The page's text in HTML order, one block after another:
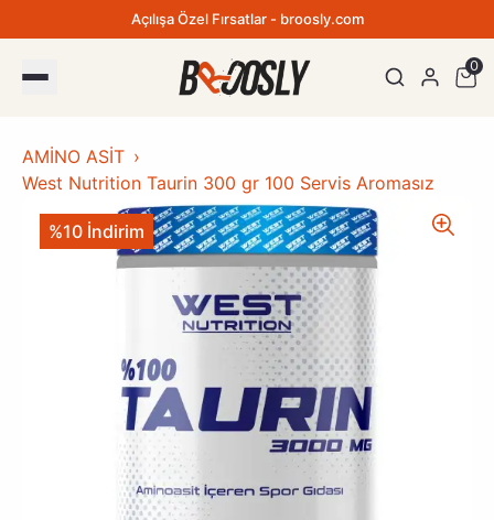
Açılışa Özel Fırsatlar - broosly.com
0
AMİNO ASİT
West Nutrition Taurin 300 gr 100 Servis Aromasız
%10 İndirim